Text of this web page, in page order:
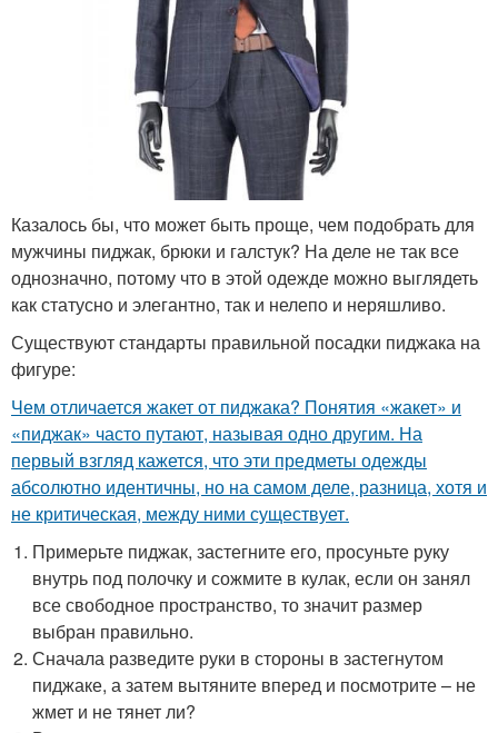
Казалось бы, что может быть проще, чем подобрать для
мужчины пиджак, брюки и галстук? На деле не так все
однозначно, потому что в этой одежде можно выглядеть
как статусно и элегантно, так и нелепо и неряшливо.
Существуют стандарты правильной посадки пиджака на
фигуре:
Чем отличается жакет от пиджака? Понятия «жакет» и
«пиджак» часто путают, называя одно другим. На
первый взгляд кажется, что эти предметы одежды
абсолютно идентичны, но на самом деле, разница, хотя и
не критическая, между ними существует.
Примерьте пиджак, застегните его, просуньте руку
внутрь под полочку и сожмите в кулак, если он занял
все свободное пространство, то значит размер
выбран правильно.
Сначала разведите руки в стороны в застегнутом
пиджаке, а затем вытяните вперед и посмотрите – не
жмет и не тянет ли?